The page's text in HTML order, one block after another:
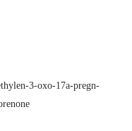
3-oxo-17a-pregn-